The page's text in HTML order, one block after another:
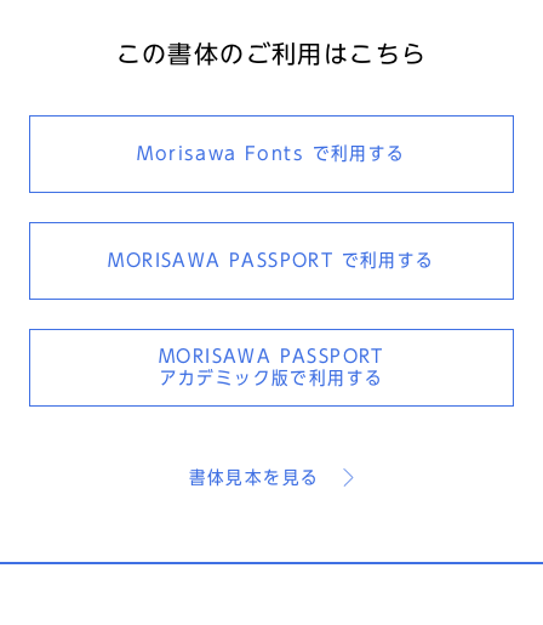
この書体のご利用はこちら
Morisawa Fonts で利用する
MORISAWA PASSPORT で利用する
MORISAWA PASSPORT
アカデミック版で利用する
書体見本を見る